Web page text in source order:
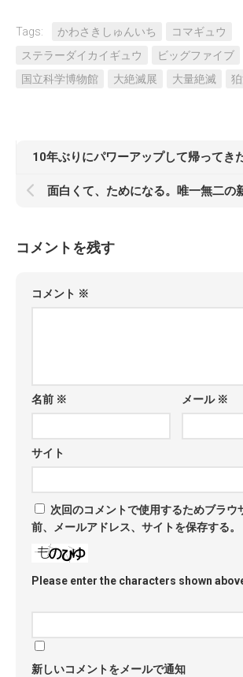
Tags: かわさきしゅんいち
コマギュウ
ステラーダイカイギュウ
ビッグファイブ
国立科学博物館
大絶滅展 大量絶滅
コメントを残す
コメント ※
名前 ※ メール ※
サイト
次回のコメントで使用するためブラウ
前、メールアドレス、サイトを保存する。
Please enter the characters shown
新しいコメントをメールで通知